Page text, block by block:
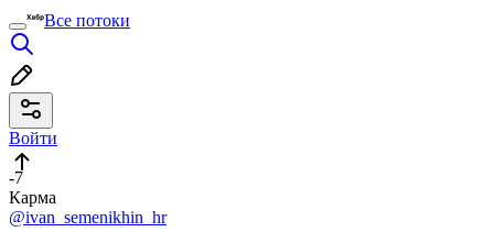
Все потоки
Войти
-7
Карма
@ivan_semenikhin_hr